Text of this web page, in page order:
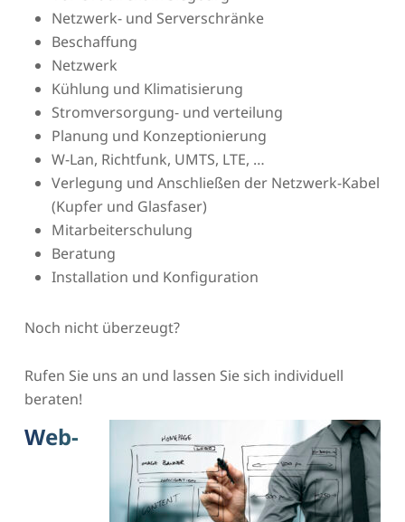
Netzwerk- und Serverschränke
Beschaffung
Netzwerk
Kühlung und Klimatisierung
Stromversorgung- und verteilung
Planung und Konzeptionierung
W-Lan, Richtfunk, UMTS, LTE, …
Verlegung und Anschließen der Netzwerk-Kabel
(Kupfer und Glasfaser)
Mitarbeiterschulung
Beratung
Installation und Konfiguration
Noch nicht überzeugt?
Rufen Sie uns an und lassen Sie sich individuell
beraten!
Web-